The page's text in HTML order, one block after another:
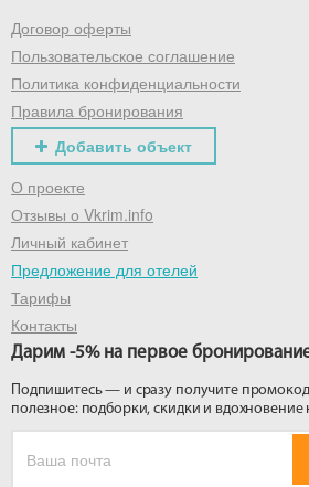
Договор оферты
Пользовательское соглашение
Политика конфиденциальности
Правила бронирования
Добавить объект
О проекте
Отзывы о Vkrim.info
Личный кабинет
Предложение для отелей
Тарифы
Контакты
Дарим -5% на первое
Подпишитесь — и сразу получите
полезное: подборки, скидки и вдохновение